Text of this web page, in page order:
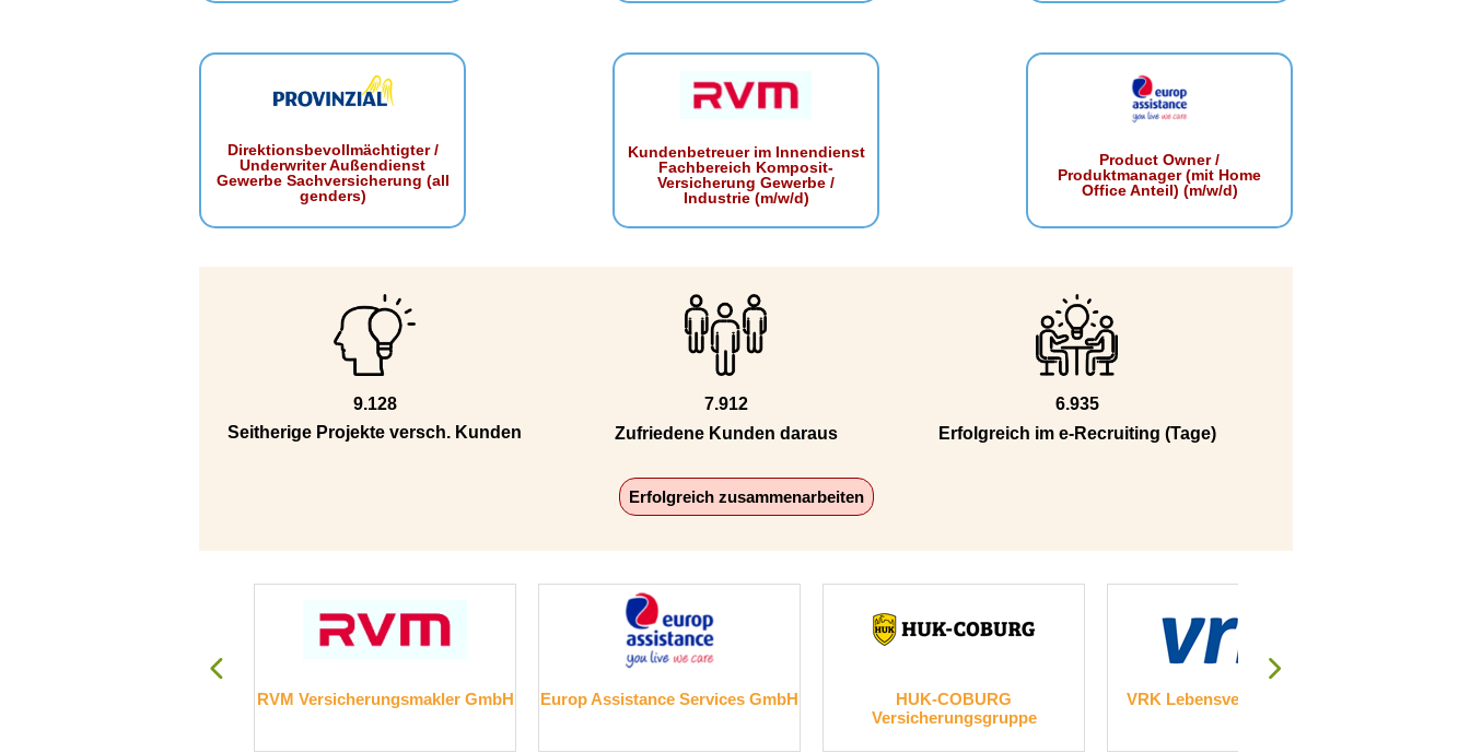
Direktionsbevollmächtigter /
Underwriter Außendienst
Gewerbe Sachversicherung (all
genders)
Kundenbetreuer im Innendienst
Fachbereich Komposit-
Versicherung Gewerbe /
Industrie (m/w/d)
Product Owner /
Produktmanager (mit Home
Office Anteil) (m/w/d)
9.128
Seitherige Projekte versch. Kunden
7.912
Zufriedene Kunden daraus
6.935
Erfolgreich im e-Recruiting (Tage)
Erfolgreich zusammenarbeiten
RVM Versicherungsmakler GmbH Europ Assistance Services GmbH
HUK-COBURG
Versicherungsgruppe
VRK Lebensversicherung AG